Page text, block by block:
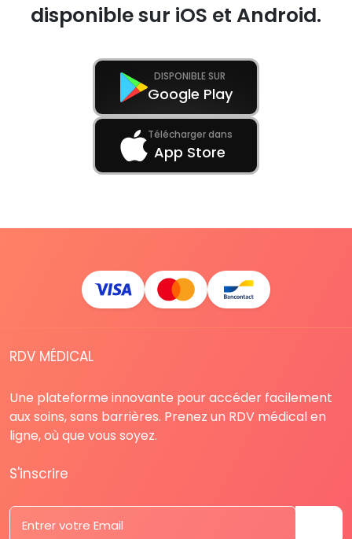
disponible sur iOS et Android.
DISPONIBLE SUR
Google Play
Télécharger dans
App Store
RDV MÉDICAL
Une plateforme innovante pour accéder facilement
aux soins, sans barrières. Prenez un RDV médical en
ligne, où que vous soyez.
S'inscrire